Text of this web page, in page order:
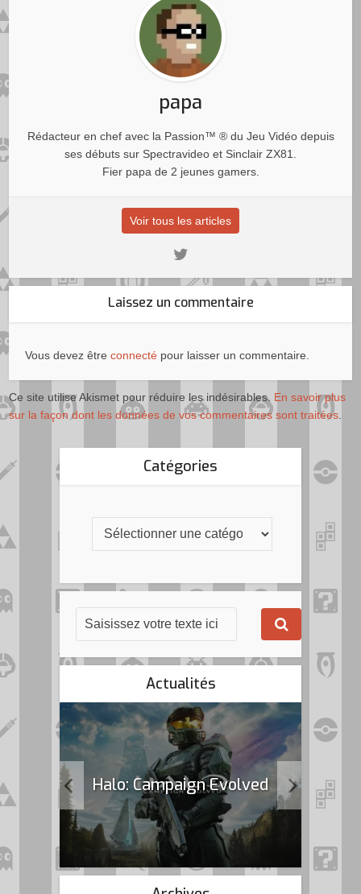
papa
Rédacteur en chef avec la Passion™ ® du Jeu Vidéo depuis
ses débuts sur Spectravideo et Sinclair ZX81.
Fier papa de 2 jeunes gamers.
Voir tous les articles
Laissez un commentaire
Vous devez êtreconnecté pour laisser un commentaire.
Ce site utilise Akismet pour réduire les indésirables. En savoir plus
sur la façon dont les données de vos commentaires sont traitées.
Catégories
Actualités
Halo: Campaign Evolved